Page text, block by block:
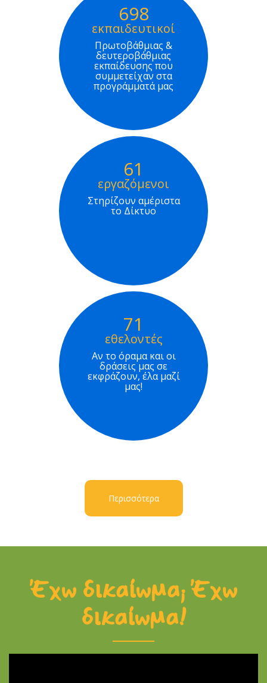
698
εκπαιδευτικοί
Πρωτοβάθμιας &
δευτεροβάθμιας
εκπαίδευσης που
συμμετείχαν στα
προγράμματά μας
61
εργαζόμενοι
Στηρίζουν αμέριστα
το Δίκτυο
71
εθελοντές
Αν το όραμα και οι
δράσεις μας σε
εκφράζουν, έλα μαζί
μας!
Περισσότερα
Έχω δικαίωμα; Έχω
δικαίωμα!